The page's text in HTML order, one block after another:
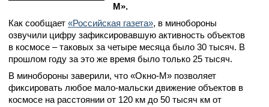
М».
Как сообщает «Российская газета», в минобороны
озвучили цифру зафиксировавшую активность объектов
в космосе – таковых за четыре месяца было 30 тысяч. В
прошлом году за это же время было только 25 тысяч.
В минобороны заверили, что «Окно-М» позволяет
фиксировать любое мало-мальски движение объектов в
космосе на расстоянии от 120 км до 50 тысяч км от